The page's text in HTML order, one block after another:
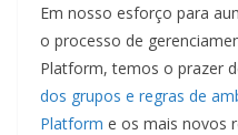
Em nosso esforço para
o processo de
Platform, temos o prazer
dos grupos e regras de
Platform e os mais novos